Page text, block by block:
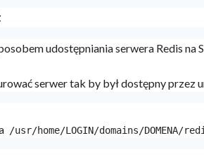
udostępniania serwera Redis
serwer tak by był dostępny przez
/usr/home/LOGIN/domains/DOMENA/